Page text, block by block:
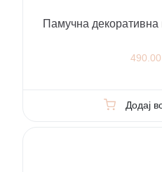
Памучна
490.00
Додај